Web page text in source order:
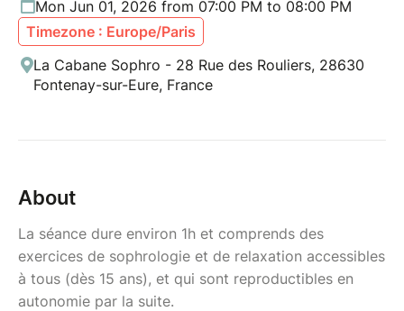
Mon Jun 01, 2026 from 07:00 PM to 08:00 PM
Timezone : Europe/Paris
La Cabane Sophro - 28 Rue des Rouliers, 28630
Fontenay-sur-Eure, France
About
La séance dure environ 1h et comprends des
exercices de sophrologie et de relaxation accessibles
à tous (dès 15 ans), et qui sont reproductibles en
autonomie par la suite.